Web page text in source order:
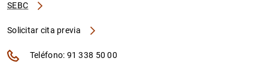
SEBC
Solicitar cita previa
Teléfono: 91 338 50 00